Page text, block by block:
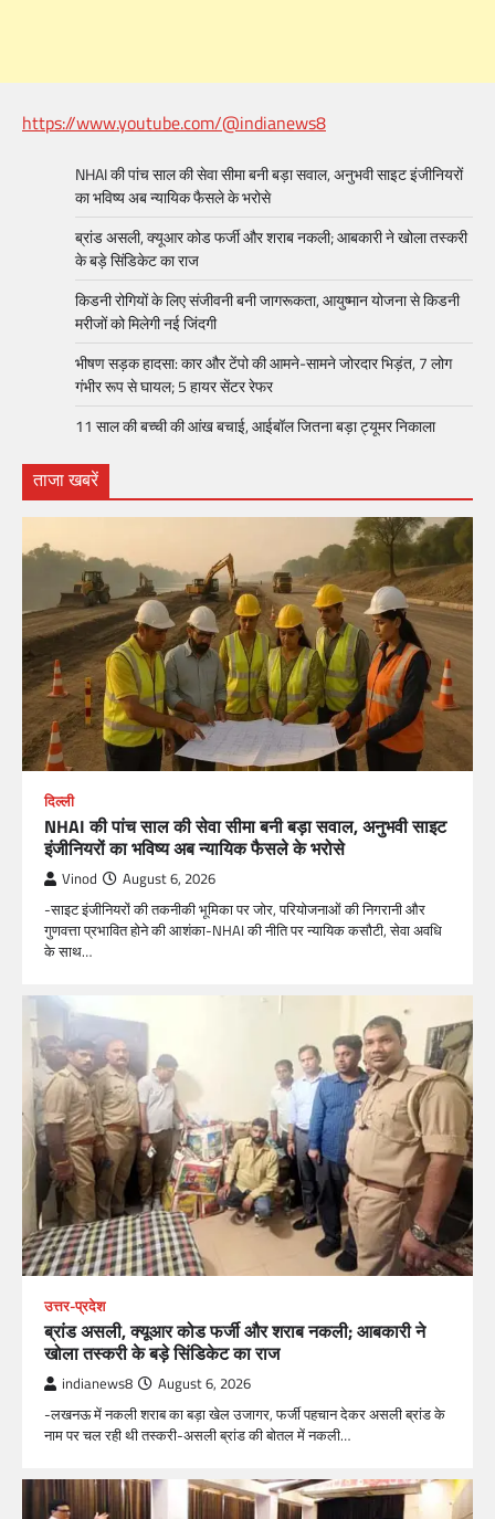
https://www.youtube.com/@indianews8
NHAI की पांच साल की सेवा सीमा बनी बड़ा सवाल, अनुभवी साइट इंजीनियरों
का भविष्य अब न्यायिक फैसले के भरोसे
ब्रांड असली, क्यूआर कोड फर्जी और शराब नकली; आबकारी ने खोला तस्करी
के बड़े सिंडिकेट का राज
किडनी रोगियों के लिए संजीवनी बनी जागरूकता, आयुष्मान योजना से किडनी
मरीजों को मिलेगी नई जिंदगी
भीषण सड़क हादसा: कार और टेंपो की आमने-सामने जोरदार भिड़ंत, 7 लोग
गंभीर रूप से घायल; 5 हायर सेंटर रेफर​
11 साल की बच्ची की आंख बचाई, आईबॉल जितना बड़ा ट्यूमर निकाला
ताजा खबरें
दिल्ली
NHAI की पांच साल की सेवा सीमा बनी बड़ा सवाल, अनुभवी साइट
इंजीनियरों का भविष्य अब न्यायिक फैसले के भरोसे
Vinod August 6, 2026
-साइट इंजीनियरों की तकनीकी भूमिका पर जोर, परियोजनाओं की निगरानी और
गुणवत्ता प्रभावित होने की आशंका-NHAI की नीति पर न्यायिक कसौटी, सेवा अवधि
के साथ…
उत्तर-प्रदेश
ब्रांड असली, क्यूआर कोड फर्जी और शराब नकली; आबकारी ने
खोला तस्करी के बड़े सिंडिकेट का राज
indianews8 August 6, 2026
-लखनऊ में नकली शराब का बड़ा खेल उजागर, फर्जी पहचान देकर असली ब्रांड के
नाम पर चल रही थी तस्करी-असली ब्रांड की बोतल में नकली…